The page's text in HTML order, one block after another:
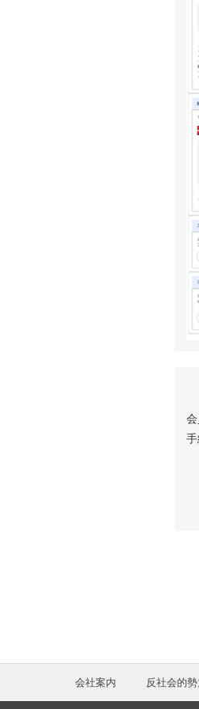
会社案内 反社会的